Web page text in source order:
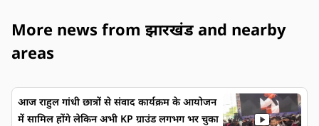
More news from झारखंड and nearby
areas
आज राहुल गांधी छात्रों से संवाद कार्यक्रम के आयोजन
में सामिल होंगे लेकिन अभी KP ग्राउंड लगभग भर चुका